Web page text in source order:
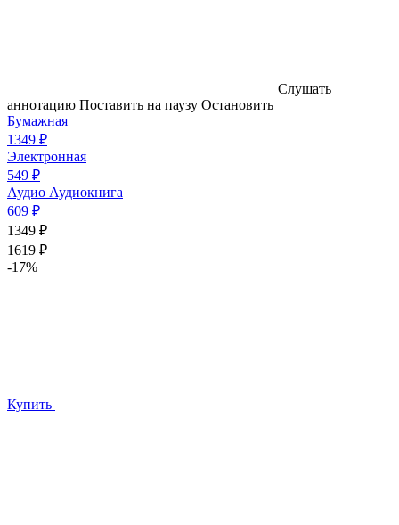
Слушать
аннотацию Поставить на паузу Остановить
Бумажная
1349 ₽
Электронная
549 ₽
Аудио Аудиокнига
609 ₽
1349 ₽
1619 ₽
-17%
Купить